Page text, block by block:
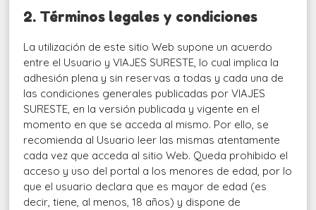
2. Términos legales y condiciones
La utilización de este sitio Web supone un acuerdo
entre el Usuario y VIAJES SURESTE, lo cual implica la
adhesión plena y sin reservas a todas y cada una de
las condiciones generales publicadas por VIAJES
SURESTE, en la versión publicada y vigente en el
momento en que se acceda al mismo. Por ello, se
recomienda al Usuario leer las mismas atentamente
cada vez que acceda al sitio Web. Queda prohibido el
acceso y uso del portal a los menores de edad, por lo
que el usuario declara que es mayor de edad (es
decir, tiene, al menos, 18 años) y dispone de